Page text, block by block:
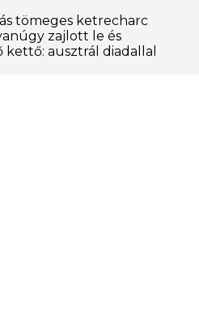
tömeges ketrecharc
zajlott le és
ausztrál diadallal